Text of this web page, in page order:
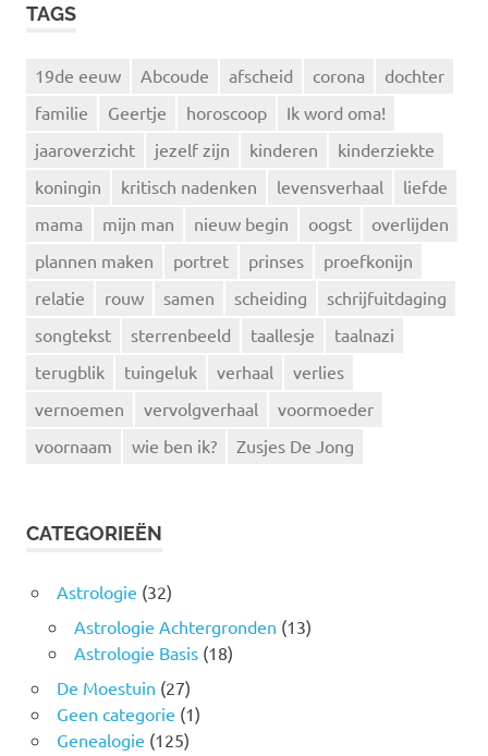
TAGS
19de eeuw Abcoude afscheid corona
dochter
familie
Geertje horoscoop
Ik word oma!
jaaroverzicht
jezelf zijn kinderen
kinderziekte
koningin
kritisch nadenken levensverhaal
liefde
mama
mijn man nieuw begin oogst
overlijden
plannen maken
portret prinses
proefkonijn
relatie
rouw samen scheiding
schrijfuitdaging
songtekst
sterrenbeeld taallesje
taalnazi
terugblik
tuingeluk verhaal
verlies
vernoemen
vervolgverhaal
voormoeder
voornaam
wie ben ik? Zusjes De Jong
CATEGORIEËN
Astrologie (32)
Astrologie Achtergronden (13)
Astrologie Basis(18)
De Moestuin (27)
Geen categorie (1)
Genealogie (125)